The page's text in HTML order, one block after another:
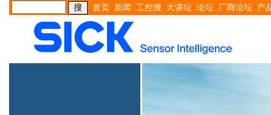
首页 新闻 工控搜 大讲坛 论坛 厂商论坛 产